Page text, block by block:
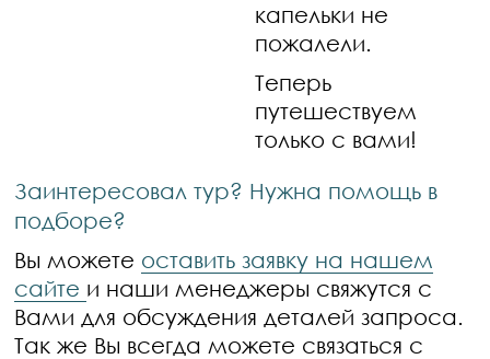
капельки не
пожалели.
Теперь
путешествуем
только с вами!
Заинтересовал тур? Нужна помощь в
подборе?
Вы можете оставить заявку на нашем
сайте и наши менеджеры свяжутся с
Вами для обсуждения деталей запроса.
Так же Вы всегда можете связаться с